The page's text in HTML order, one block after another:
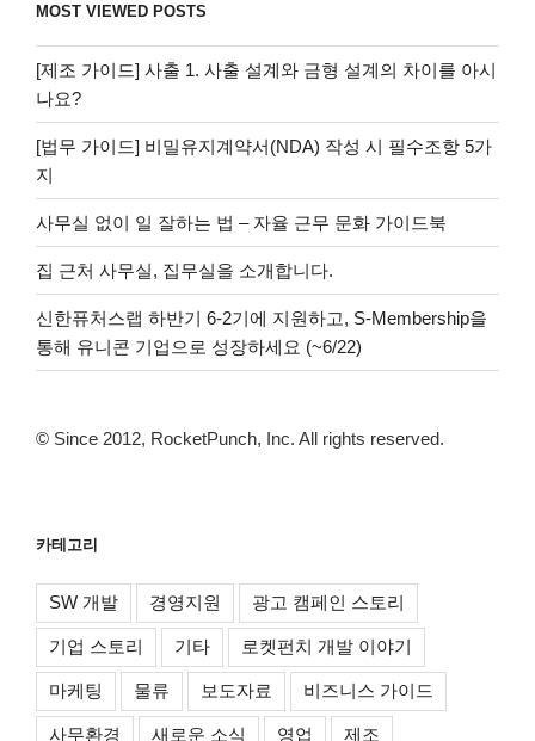
MOST VIEWED POSTS
[제조 가이드] 사출 1. 사출 설계와 금형 설계의 차이를 아시
나요?
[법무 가이드] 비밀유지계약서(NDA) 작성 시 필수조항 5가
지
사무실 없이 일 잘하는 법 – 자율 근무 문화 가이드북
집 근처 사무실, 집무실을 소개합니다.
신한퓨처스랩 하반기 6-2기에 지원하고, S-Membership을
통해 유니콘 기업으로 성장하세요 (~6/22)
© Since 2012, RocketPunch, Inc. All rights reserved.
카테고리
SW 개발 경영지원 광고 캠페인 스토리
기업 스토리 기타 로켓펀치 개발 이야기
마케팅 물류 보도자료 비즈니스 가이드
사무환경 새로운 소식 영업 제조